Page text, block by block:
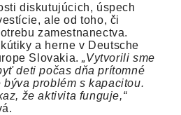
diskutujúcich, úspech
ale od toho, či
zamestnanectva.
a herne v Deutsche
Slovakia.„Vytvorili sme
deti počas dňa prítomné
problém s kapacitou.
že aktivita funguje,“